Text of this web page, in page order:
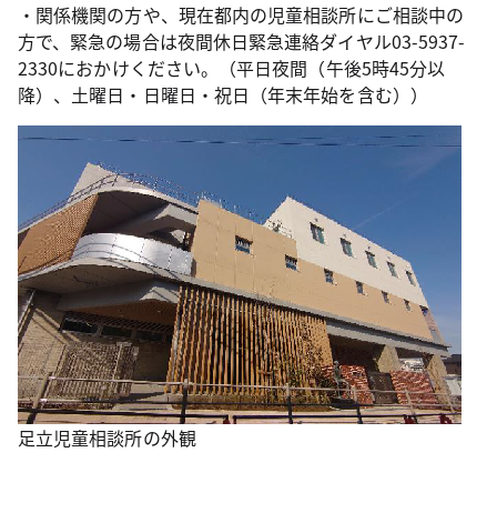
・関係機関の方や、現在都内の児童相談所にご相談中の
方で、緊急の場合は夜間休日緊急連絡ダイヤル03-5937-
2330におかけください。（平日夜間（午後5時45分以
降）、土曜日・日曜日・祝日（年末年始を含む））
足立児童相談所の外観